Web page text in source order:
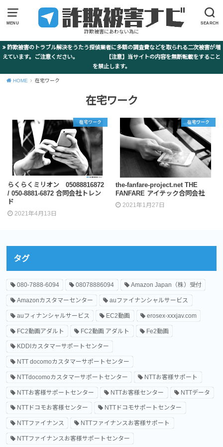
MENU SEARCH
詐欺被害にあわない為に
詐欺被害のトラブル解決をうたう探偵業者に多額の調査費などを取られる二次被害が増
えています。ご注意ください。 【注意】当サイトの内容を無断転載をすること
を禁止します。
HOME 在宅ワーク
在宅ワーク
在宅ワーク
らくらくミリオン 05088816872
/ 050-8881-6872 合同会社トレン
ド
2021年4月13日
在宅ワーク
the-fanfare-project.net THE
FANFARE アイテック合同会社
2021年1月27日
タグ
080-7888-6094 08078886094 Amazon Japan（株）受付
Amazonカスタマーセンター auファイナンシャルサービス
auフィナンシャルサービス EC2動画 erosex-xxxjav.com
FC2動画アダルト FC2動画 アダルト Fe2動画
KDDIカスタマーサポートセンター
NTT docomoカスタマーサポートセンター
NTTdocomoカスタマーサポートセンター NTTお客様サポート
NTTお客様サポートセンター NTTお客様センター NTTデータ
NTTドコモお客様センター NTTドコモサポートセンター
NTTファイナンス NTTファイナンスお客様サポート
NTTファイナンスお客様サポートセンター